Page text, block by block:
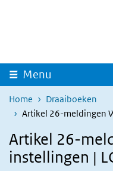
Overslaan en naar de
Menu
Home
Draaiboeken
Artikel 26-meldingen
Artikel 26-
instellingen |